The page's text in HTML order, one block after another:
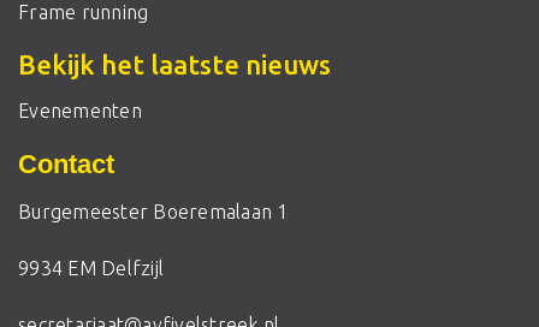
Frame running
Bekijk het laatste nieuws
Evenementen
Contact
Burgemeester Boeremalaan 1
9934 EM Delfzijl